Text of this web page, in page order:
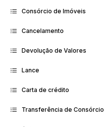
Consórcio de Imóveis
Cancelamento
Devolução de Valores
Lance
Carta de crédito
Transferência de Consórcio